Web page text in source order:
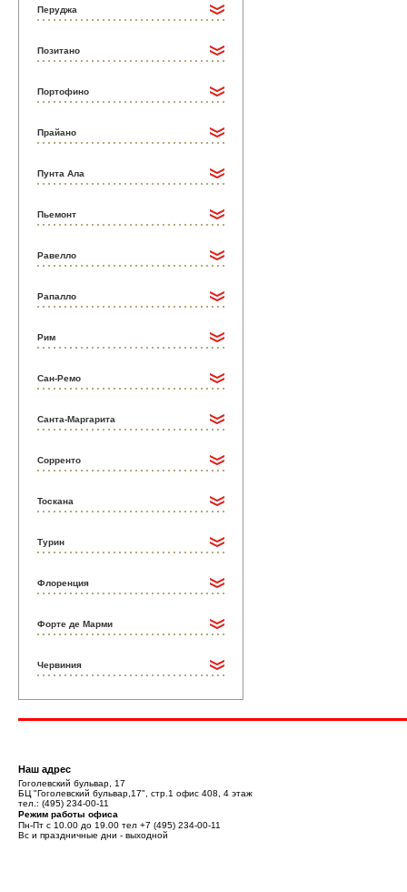
Перуджа
Позитано
Портофино
Прайано
Пунта Ала
Пьемонт
Равелло
Рапалло
Рим
Сан-Ремо
Санта-Маргарита
Сорренто
Тоскана
Турин
Флоренция
Форте де Марми
Червиния
Наш адрес
Гоголевский бульвар, 17
БЦ "Гоголевский бульвар,17", стр.1 офис 408, 4 этаж
тел.: (495) 234-00-11
Режим работы офиса
Пн-Пт с 10.00 до 19.00 тел +7 (495) 234-00-11
Вс и праздничные дни - выходной